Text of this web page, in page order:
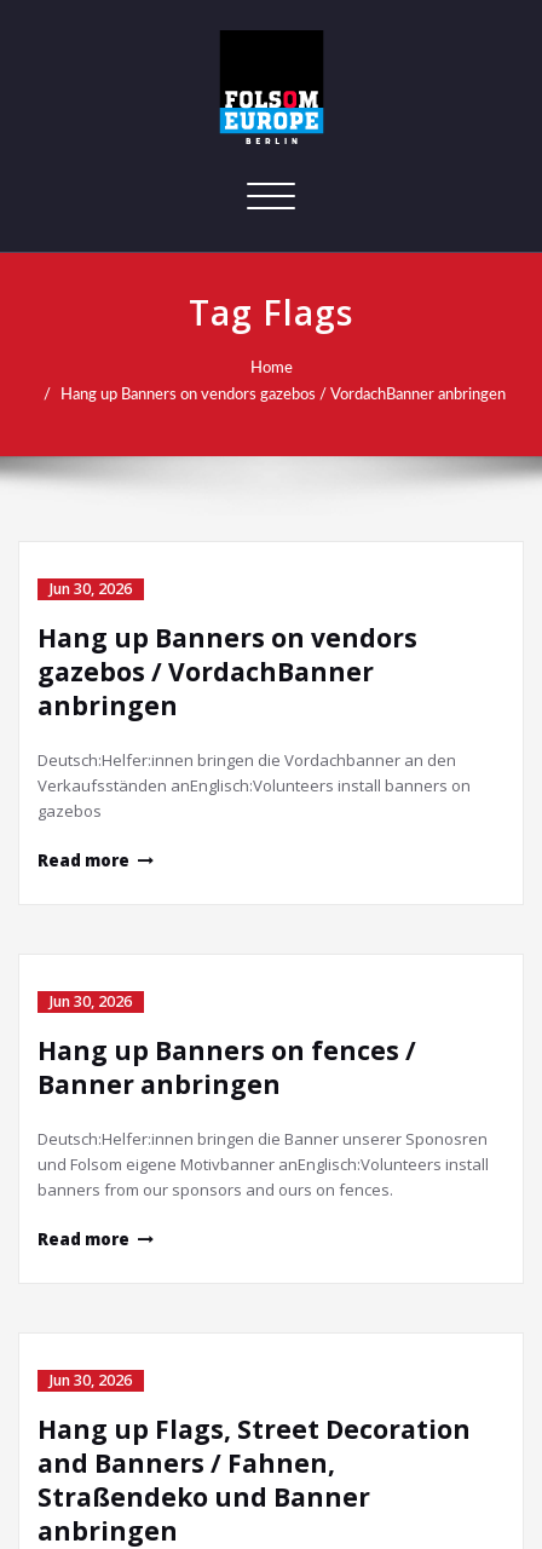
Toggle navigation
Tag Flags
Home
Hang up Banners on vendors gazebos / VordachBanner anbringen
Jun 30, 2026
Hang up Banners on vendors
gazebos / VordachBanner
anbringen
Deutsch:Helfer:innen bringen die Vordachbanner an den
Verkaufsständen anEnglisch:Volunteers install banners on
gazebos
Read more
Jun 30, 2026
Hang up Banners on fences /
Banner anbringen
Deutsch:Helfer:innen bringen die Banner unserer Sponosren
und Folsom eigene Motivbanner anEnglisch:Volunteers install
banners from our sponsors and ours on fences.
Read more
Jun 30, 2026
Hang up Flags, Street Decoration
and Banners / Fahnen,
Straßendeko und Banner
anbringen